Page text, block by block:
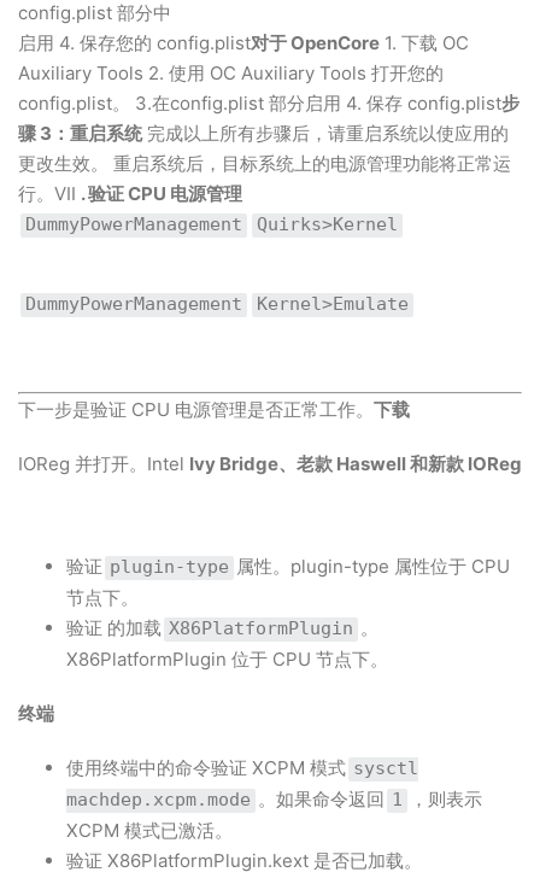
config.plist 部分中
启用 4. 保存您的 config.plist对于 OpenCore 1. 下载 OC
Auxiliary Tools 2. 使用 OC Auxiliary Tools 打开您的
config.plist。 3.在config.plist 部分启用 4. 保存 config.plist步
骤 3：重启系统完成以上所有步骤后，请重启系统以使应用的
更改生效。 重启系统后，目标系统上的电源管理功能将正常运
行。VII . 验证 CPU 电源管理
DummyPowerManagement Quirks>Kernel
DummyPowerManagement Kernel>Emulate
下一步是验证 CPU 电源管理是否正常工作。 下载
IOReg 并打开。Intel Ivy Bridge、老款 Haswell 和新款 IOReg
验证 plugin-type 属性。plugin-type 属性位于 CPU
节点下。
验证 的加载 X86PlatformPlugin 。
X86PlatformPlugin 位于 CPU 节点下。
终端
使用终端中的命令验证 XCPM 模式 sysctl
machdep.xcpm.mode 。如果命令返回 1
，则表示
XCPM 模式已激活。
验证 X86PlatformPlugin.kext 是否已加载。